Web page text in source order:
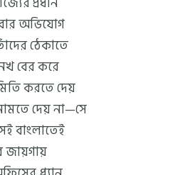
অভিযোগ
ঠেকাতে
বের করে
করতে দেয়
দেয় না—সে
বাংলাতেই
জায়গায়